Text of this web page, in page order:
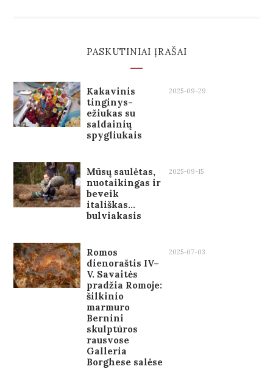
PASKUTINIAI ĮRAŠAI
Kakavinis
tinginys-
ežiukas su
saldainių
spygliukais
2025-09-29
Mūsų saulėtas,
nuotaikingas ir
beveik
itališkas…
bulviakasis
2025-09-15
Romos
dienoraštis IV–
V. Savaitės
pradžia Romoje:
šilkinio
marmuro
Bernini
skulptūros
rausvose
Galleria
Borghese salėse
2025-07-03